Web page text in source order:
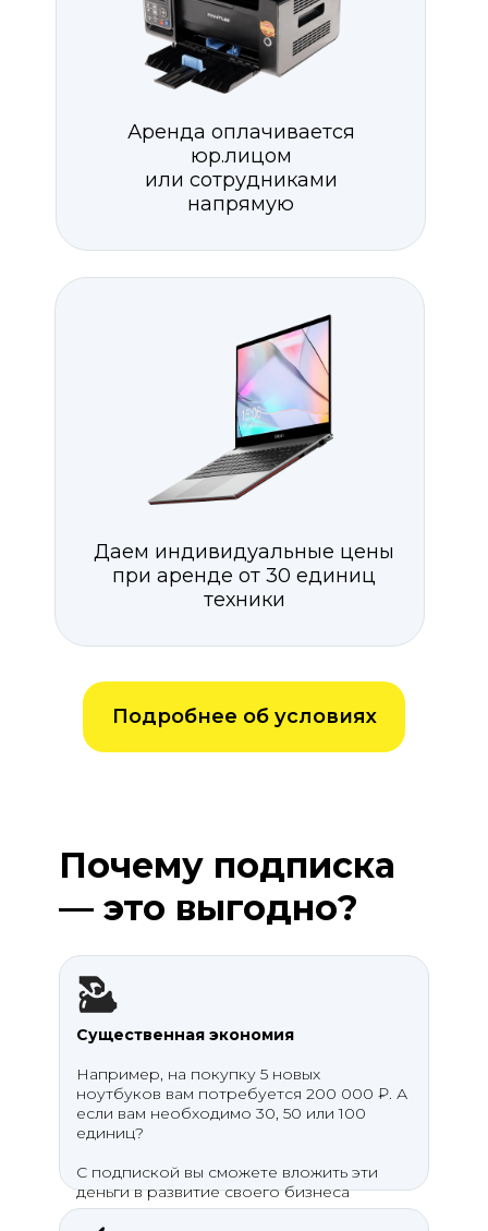
Подробнее об условиях
Аренда оплачивается
юр.лицом
или сотрудниками
напрямую
Даем индивидуальные цены
при аренде от 30 единиц
техники
Существенная экономия
Например, на покупку 5 новых
ноутбуков вам потребуется 200 000 ₽. А
если вам необходимо 30, 50 или 100
единиц?
С подпиской вы сможете вложить эти
деньги в развитие своего бизнеса
Почему подписка
— это выгодно?